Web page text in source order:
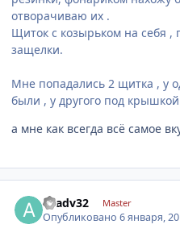
отворачиваю их .
Щиток с козырьком на себя ,
защелки.
Мне попадались 2 щитка , у
были , у другого под
а мне как всегда всё самое
avadv32 Master
Опубликовано6 января,